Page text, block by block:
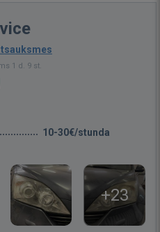
1 d. 9 st.
10-30€/stunda
+23